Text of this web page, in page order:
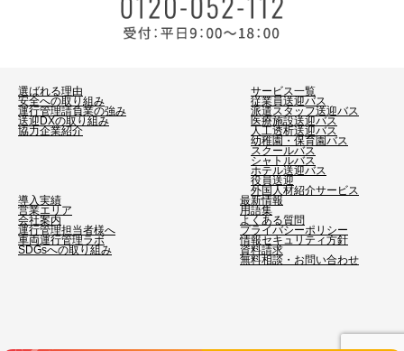
選ばれる理由
安全への取り組み
運行管理請負業の強み
送迎DXの取り組み
協力企業紹介
サービス一覧
従業員送迎バス
派遣スタッフ送迎バス
医療施設送迎バス
人工透析送迎バス
幼稚園・保育園バス
スクールバス
シャトルバス
ホテル送迎バス
役員送迎
外国人材紹介サービス
導入実績
営業エリア
会社案内
運行管理担当者様へ
車両運行管理ラボ
SDGsへの取り組み
最新情報
用語集
よくある質問
プライバシーポリシー
情報セキュリティ方針
資料請求
無料相談・お問い合わせ